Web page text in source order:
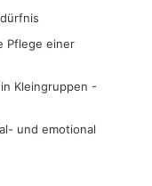
Pflege einer
Kleingruppen -
und emotional